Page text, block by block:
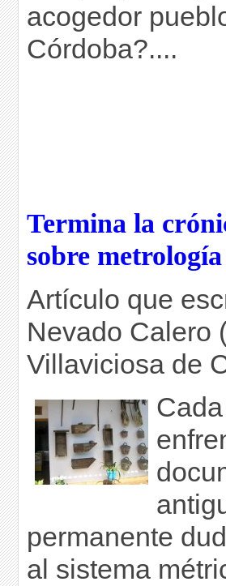
acogedor
Córdoba?....
Termina la
sobre
Artículo que
Nevado Calero
Villaviciosa de
permanente
al sistema